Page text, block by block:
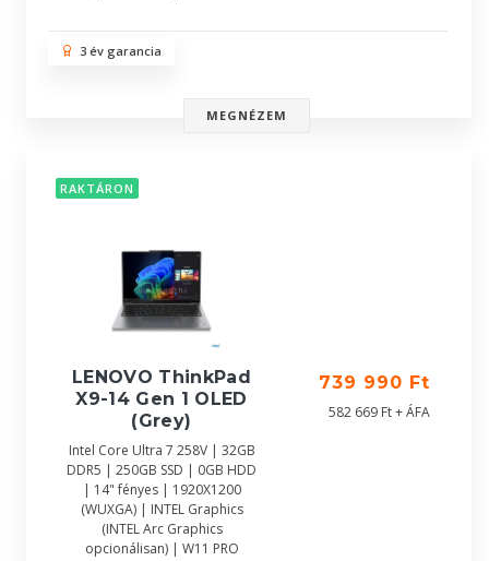
3 év garancia
MEGNÉZEM
RAKTÁRON
LENOVO ThinkPad
X9-14 Gen 1 OLED
(Grey)
Intel Core Ultra 7 258V | 32GB
DDR5 | 250GB SSD | 0GB HDD
| 14" fényes | 1920X1200
(WUXGA) | INTEL Graphics
(INTEL Arc Graphics
opcionálisan) | W11 PRO
739 990 Ft
582 669 Ft + ÁFA